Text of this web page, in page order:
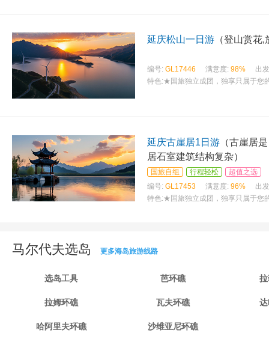
延庆松山一日游 （登山赏花
编号: GL17446 满意度: 98%
出
特色:★国旅独立成团，独享只属于您
延庆古崖居1日游 （古崖居
居石室建筑结构复杂）
国旅自组 行程轻松
超值之选
编号: GL17453 满意度: 96%
出
特色:★国旅独立成团，独享只属于您
马尔代夫选岛 更多海岛旅游线路
选岛工具 芭环礁
拉姆环礁 瓦夫环礁
哈阿里夫环礁 沙维亚尼环礁